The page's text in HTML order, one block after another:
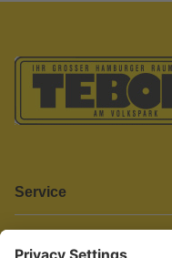
Service
Informationen